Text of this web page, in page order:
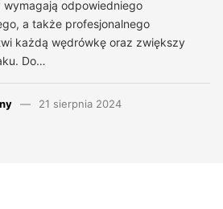
odpowiedniego
a także profesjonalnego
każdą wędrówkę oraz zwiększy
Do…
21 sierpnia 2024